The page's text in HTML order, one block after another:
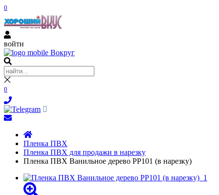
0
войти
0
Пленка ПВХ
Пленка ПВХ для продажи в нарезку
Пленка ПВХ Ванильное дерево PP101 (в нарезку)